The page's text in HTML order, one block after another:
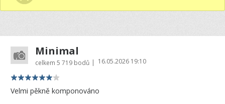
Minimal
celkem 5 719 bodů | 16.05.2026 19:10
Velmi pěkně komponováno